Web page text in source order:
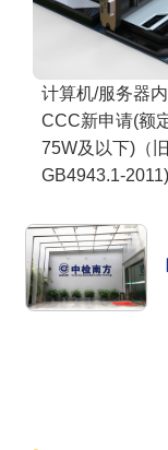
计算机/服务器
CCC新申请(额
75W及以下)（
GB4943.1-2011)